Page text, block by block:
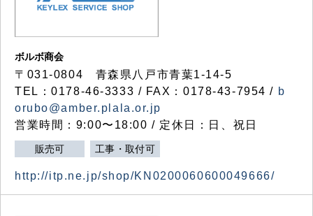
ボルボ商会
〒031-0804 青森県八戸市青葉1-14-5
TEL：0178-46-3333 / FAX：0178-43-7954 / b
orubo@amber.plala.or.jp
営業時間：9:00〜18:00 / 定休日：日、祝日
販売可 工事・取付可
http://itp.ne.jp/shop/KN0200060600049666/